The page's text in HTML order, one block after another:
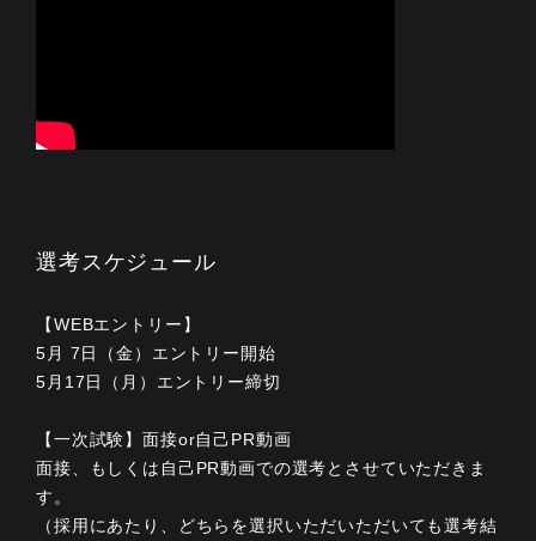
選考スケジュール
【WEBエントリー】
5月 7日（金）エントリー開始
5月17日（月）エントリー締切
【一次試験】面接or自己PR動画
面接、もしくは自己PR動画での選考とさせていただきま
す。
（採用にあたり、どちらを選択いただいただいても選考結